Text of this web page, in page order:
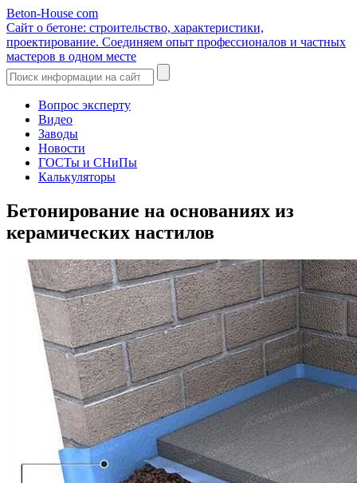
Beton-House com
Сайт о бетоне: строительство, характеристики,
проектирование. Соединяем опыт профессионалов и частных
мастеров в одном месте
Вопрос эксперту
Видео
Заводы
Новости
ГОСТы и СНиПы
Калькуляторы
Бетонирование на основаниях из
керамических настилов